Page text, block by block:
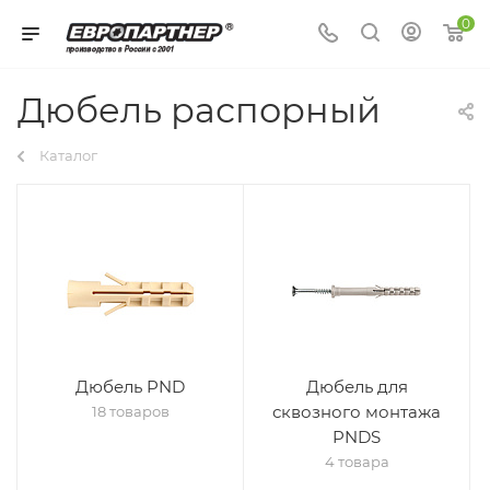
0
Дюбель распорный
Каталог
Дюбель PND
18 товаров
Дюбель для
сквозного монтажа
PNDS
4 товара